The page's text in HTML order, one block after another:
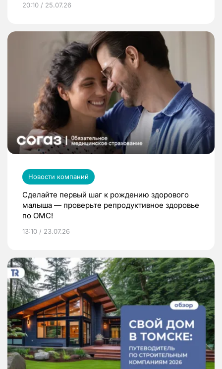
20:10 / 25.07.26
Новости компаний
Сделайте первый шаг к рождению здорового
малыша — проверьте репродуктивное здоровье
по ОМС!
13:10 / 23.07.26